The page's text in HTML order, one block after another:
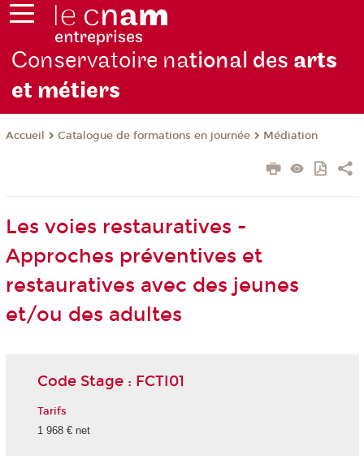
Conservatoire national des arts
et métiers
Accueil Catalogue de formations en journée Médiation
Les voies restauratives -
Approches préventives et
restauratives avec des jeunes
et/ou des adultes
Code Stage : FCTI01
Tarifs
1 968 € net